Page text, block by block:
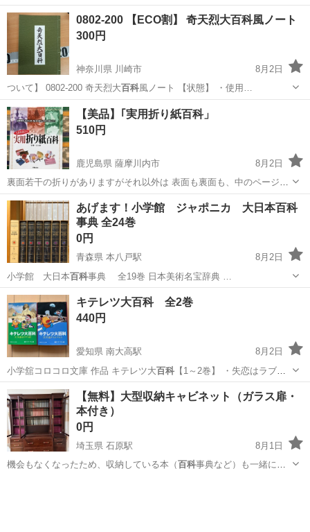
日128日★クリーンルーム内作業★マイカー通勤OK＆無料駐車場あり
★就業先食堂利用可！日払い制度あり！《茨城県常陸大宮市》 人気の
工場のお仕事 ◇コネクタ製造工...
茨城 常陸大宮市 その他
0802-200 【ECO割】 奇天烈大百科風ノート
300円
神奈川県 川崎市
8月2日
ついて】 0802-200 奇天烈大百科 風ノート 【状態】 ・使用…
神奈川 川崎市 文芸 現地
【美品】｢実用折り紙百科」
510円
鹿児島県 薩摩川内市
8月2日
裏面若干の折りがありますがそれ以外は 表面も裏面も、中のページも
綺麗だと思います😃
鹿児島 薩摩川内市 参考書 百科
あげます！小学館 ジャポニカ 大日本百科
事典 全24巻
0円
青森県 本八戸駅
8月2日
小学館 大日本百科 事典 全19巻 日本美術名宝辞典 …
青森 八戸市 本八戸駅 語学、辞書
キテレツ大百科 全2巻
440円
愛知県 南大高駅
8月2日
小学舘コロコロ文庫 作品 キテレツ大百科【1～2巻】 ・失恋はラブミ
膏 ・片道…
愛知 名古屋市 南大高駅 マンガ、コミック、アニメ
ラブ
【無料】大型収納キャビネット（ガラス扉・
本付き）
0円
埼玉県 石原駅
8月1日
機会もなくなったため、収納している本（百科事典など）も一緒にお